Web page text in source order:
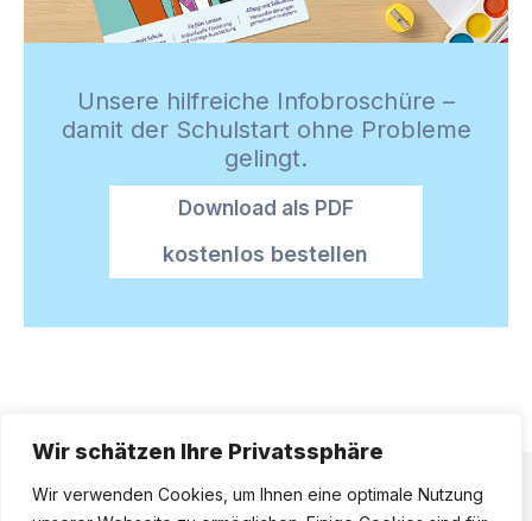
Wir schätzen Ihre Privatssphäre
Wir verwenden Cookies, um Ihnen eine optimale Nutzung
Unsere hilfreiche Infobroschüre –
damit der Schulstart ohne Probleme
gelingt.
Download als PDF
kostenlos bestellen
Printausgabe abonnieren